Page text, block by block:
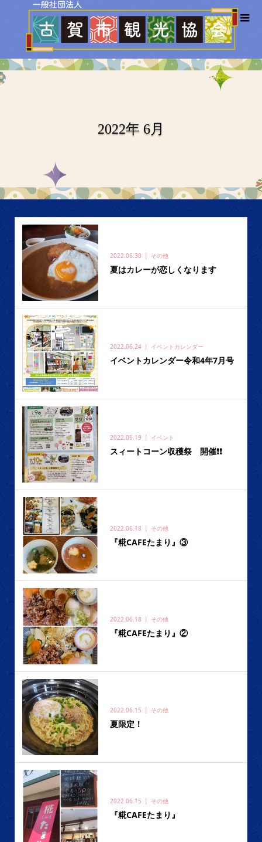
2022年 6月
2022.06.30 その他
夏はカレーが恋しくなります
2022.06.24 イベントカレンダー
イベントカレンダー令和4年7月号
2022.06.19 イベント
スィートコーン収穫祭 開催❗️❗️
2022.06.18 その他
『糀CAFEたまり』③
2022.06.18 その他
『糀CAFEたまり』②
2022.06.15 その他
夏限定！
2022.06.15 その他
『糀CAFEたまり』